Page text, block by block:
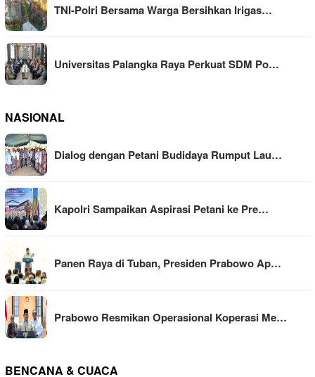
TNI-Polri Bersama Warga Bersihkan Irigas…
Universitas Palangka Raya Perkuat SDM Po…
NASIONAL
Dialog dengan Petani Budidaya Rumput Lau…
Kapolri Sampaikan Aspirasi Petani ke Pre…
Panen Raya di Tuban, Presiden Prabowo Ap…
Prabowo Resmikan Operasional Koperasi Me…
BENCANA & CUACA